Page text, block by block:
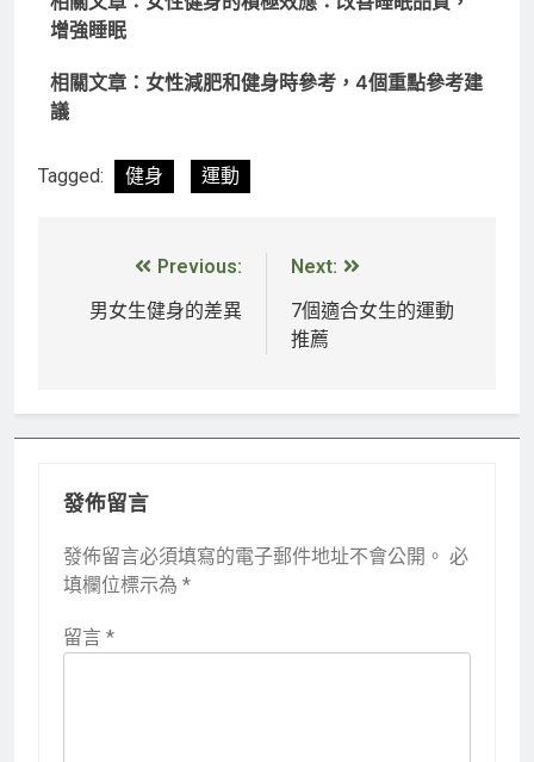
增強睡眠
相關文章：女性減肥和健身時參考，4個重點參考建
議
Tagged: 健身 運動
Previous:
男女生健身的差異
Next:
7個適合女生的運動
推薦
發佈留言
發佈留言必須填寫的電子郵件地址不會公開。 必
填欄位標示為 *
留言 *